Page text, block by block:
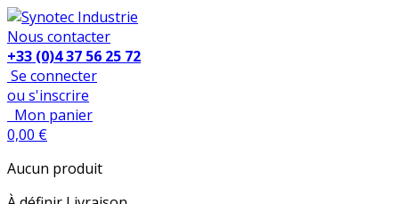
Nous contacter
+33 (0)4 37 56 25 72
Se connecter
ou s'inscrire
Mon panier
0,00 €
Aucun produit